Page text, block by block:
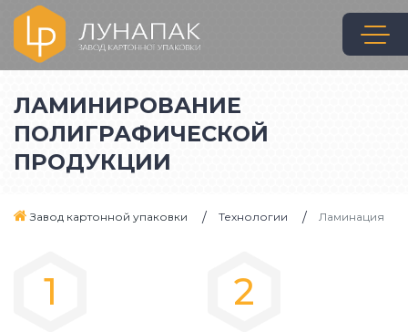
ЛАМИНИРОВАНИЕ
ПОЛИГРАФИЧЕСКОЙ
ПРОДУКЦИИ
Завод картонной упаковки Технологии Ламинация
1 2